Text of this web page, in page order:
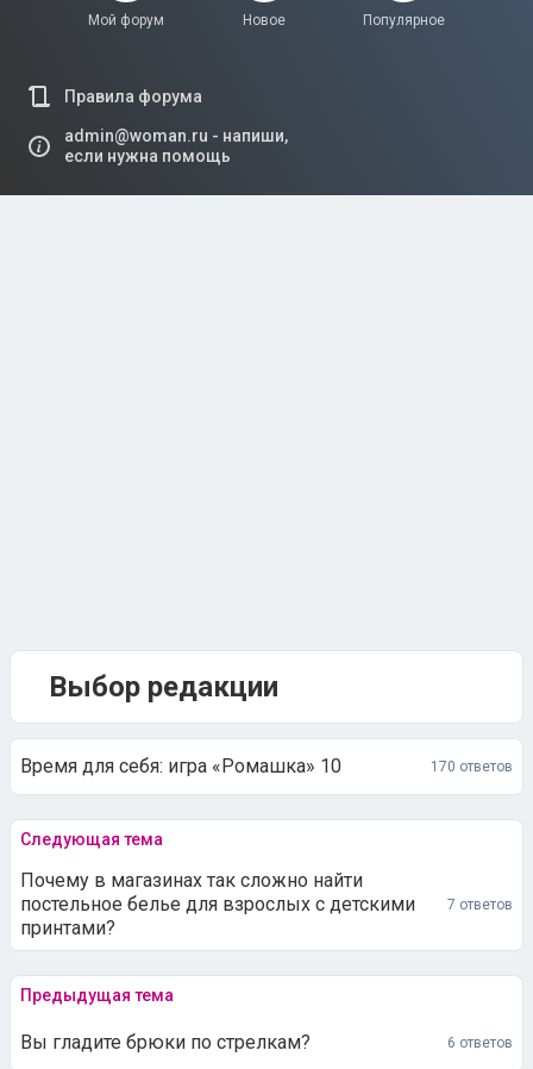
Мой форум Новое Популярное
Правила форума
admin@woman.ru - напиши,
если нужна помощь
Выбор редакции
Время для себя: игра «Ромашка» 10 170 ответов
Следующая тема
Почему в магазинах так сложно найти
постельное белье для взрослых с детскими
принтами?
7 ответов
Предыдущая тема
Вы гладите брюки по стрелкам? 6 ответов